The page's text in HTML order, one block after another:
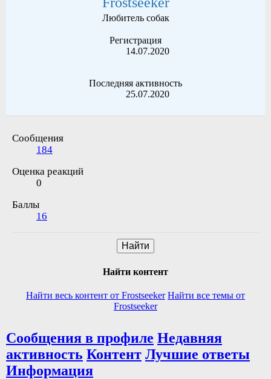
Любитель собак
Регистрация
14.07.2020
Последняя активность
25.07.2020
Сообщения
184
Оценка реакций
0
Баллы
16
Найти
Найти контент
Найти весь контент от Frostseeker Найти все темы от
Frostseeker
Сообщения в профиле Недавняя
активность Контент Лучшие ответы
Информация